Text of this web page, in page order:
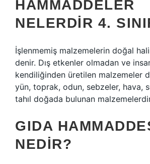
HAMMADDELER
NELERDIR 4.
İşlenmemiş malzemelerin doğal
denir. Dış etkenler olmadan ve
kendiliğinden üretilen malzemeler
yün, toprak, odun, sebzeler, hava,
tahıl doğada bulunan
GIDA
NEDIR?